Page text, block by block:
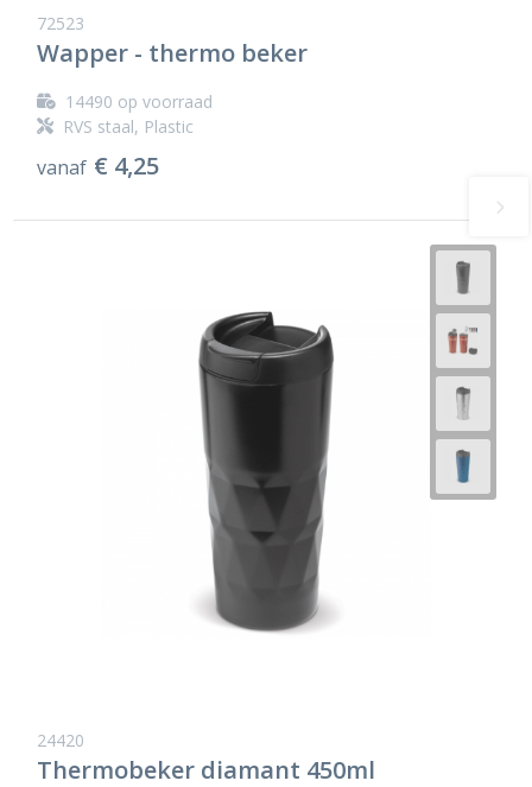
72523
Wapper - thermo beker
14490 op voorraad
RVS staal, Plastic
vanaf € 4,25
24420
Thermobeker diamant 450ml